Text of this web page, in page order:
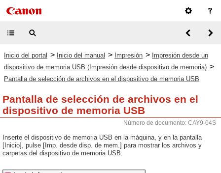
Inicio del portal > Inicio del manual > Impresión > Impresión desde un
dispositivo de memoria USB (Impresión desde dispositivo de memoria) >
Pantalla de selección de archivos en el dispositivo de memoria USB
Pantalla de selección de archivos en el
dispositivo de memoria USB
Número de documento: CAY9-04S
Inserte el dispositivo de memoria USB en la máquina, y en la pantalla
[Inicio], pulse [Imp. desde disp. de mem.] para mostrar los archivos y
carpetas del dispositivo de memoria USB.